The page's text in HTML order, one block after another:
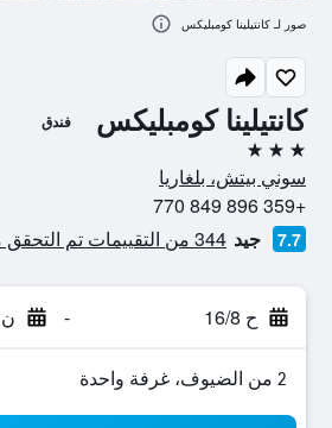
كانتيلينا كومبليكس فندق
3 نجوم
سوني بيتش، بلغاريا
+359 896 849 770
7.7 جيد 344 من التقييمات تم التحقق منها
ح 16/8 - ن 17/8
2 من الضيوف، غرفة واحدة
صور لـ كانتيلينا كومبليكس